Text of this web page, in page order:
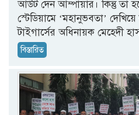
আউট দেন আম্পায়ার। কিন্তু তা
স্টেডিয়ামে ‘মহানুভবতা’
টাইগার্সের অধিনায়ক মেহেদী
বিস্তারিত